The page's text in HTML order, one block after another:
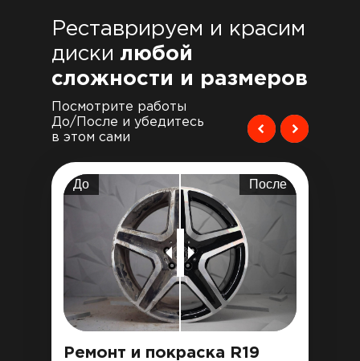
Реставрируем и красим
дискилюбой
сложности и размеров
Посмотрите работы
До/После и убедитесь
в этом сами
До После
Ремонт и покраска R19